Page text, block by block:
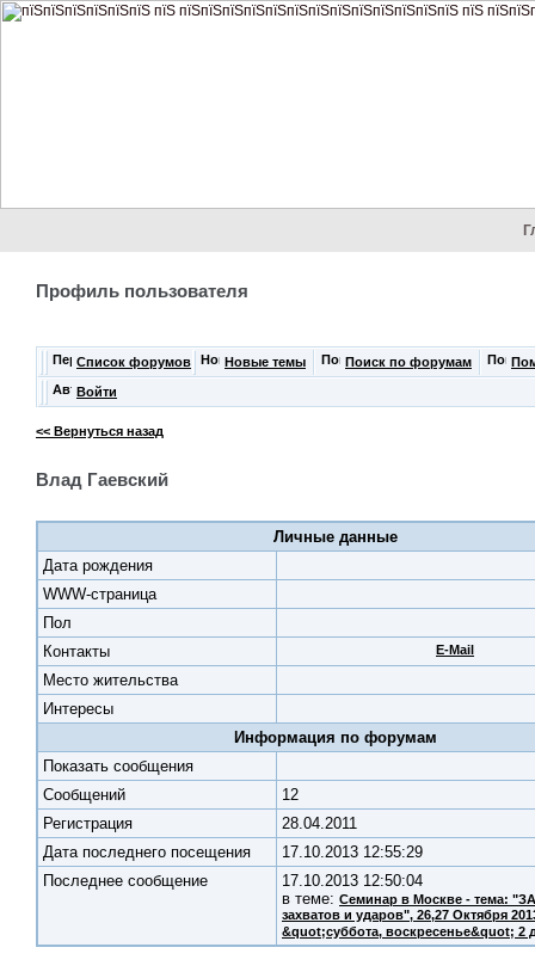
Профиль пользователя
Список форумов Новые темы Поиск по форумам
Войти
<< Вернуться назад
Влад Гаевский
Личные данные
Дата рождения
WWW-страница
Пол
Контакты
E-Mail
Место жительства
Интересы
Информация по форумам
Показать сообщения
Cообщений
12
Регистрация
28.04.2011
Дата последнего посещения
17.10.2013 12:55:29
Последнее сообщение
17.10.2013 12:50:04
в теме: Семинар в Москве - тема:
захватов и ударов", 26,27 Октября
&quot;суббота, воскресенье&quot; 2